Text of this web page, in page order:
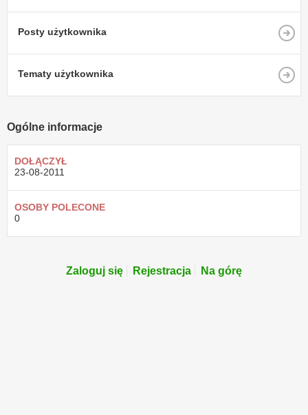
Posty użytkownika
Tematy użytkownika
Ogólne informacje
DOŁĄCZYŁ
23-08-2011
OSOBY POLECONE
0
Zaloguj się Rejestracja Na górę